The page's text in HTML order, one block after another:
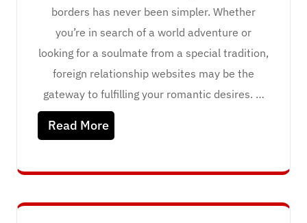
borders has never been simpler. Whether
you’re in search of a world adventure or
looking for a soulmate from a special tradition,
foreign relationship websites may be the
gateway to fulfilling your romantic desires. …
Read More